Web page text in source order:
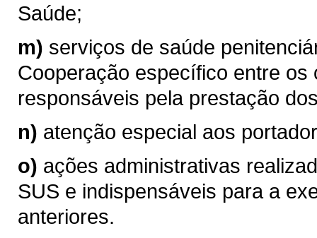
Saúde;
m) serviços de saúde
Cooperação específico entre
responsáveis pela prestação
n) atenção especial aos
o) ações administrativas
SUS e indispensáveis para a
anteriores.